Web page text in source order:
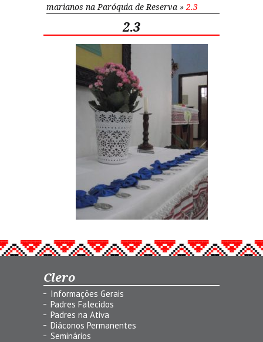
marianos na Paróquia de Reserva » 2.3
2.3
Clero
Informações Gerais
Padres Falecidos
Padres na Ativa
Diáconos Permanentes
Seminários